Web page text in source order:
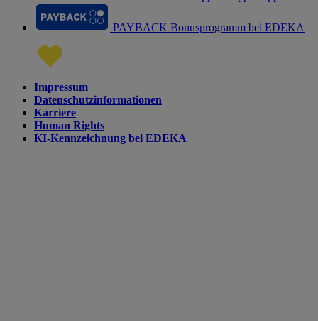
PAYBACK Bonusprogramm bei EDEKA
Impressum
Datenschutzinformationen
Karriere
Human Rights
KI-Kennzeichnung bei EDEKA